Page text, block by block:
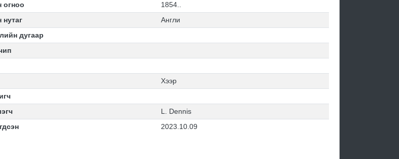
огноо
1854..
нутаг
Англи
дугаар
Хээр
L. Dennis
2023.10.09